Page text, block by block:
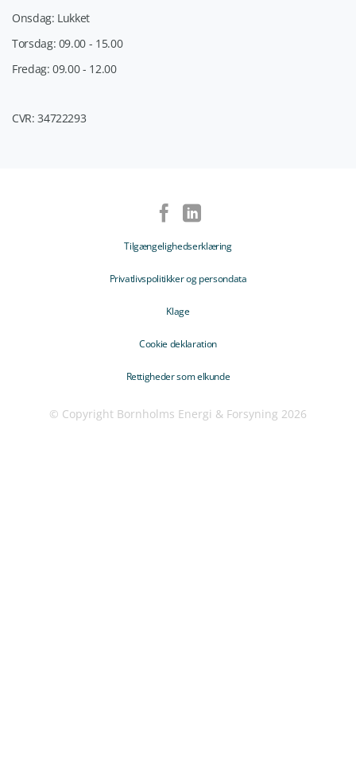
Onsdag: Lukket
Torsdag: 09.00 - 15.00
Fredag: 09.00 - 12.00
CVR: 34722293
Tilgængelighedserklæring
Privatlivspolitikker og persondata
Klage
Cookie deklaration
Rettigheder som elkunde
© Copyright Bornholms Energi & Forsyning 2026